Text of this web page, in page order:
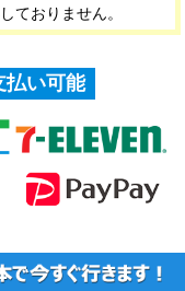
ておりません。
払い可能